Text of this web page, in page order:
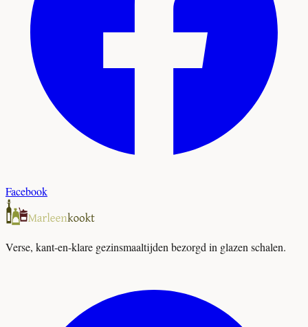
Facebook
Verse, kant-en-klare gezinsmaaltijden bezorgd in glazen schalen.